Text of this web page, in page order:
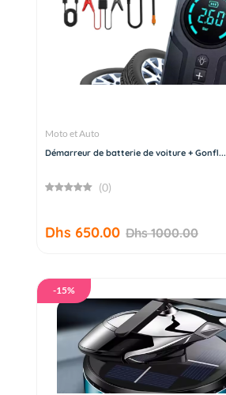
Moto et Auto
Démarreur de batterie de voiture + Gonfl...
(0)
Dhs 650.00 Dhs 1000.00
-15%